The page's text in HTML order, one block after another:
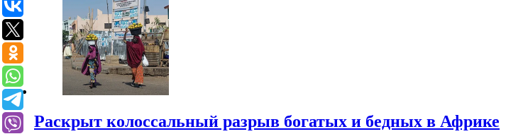
Раскрыт колоссальный разрыв богатых и бедных в Африке